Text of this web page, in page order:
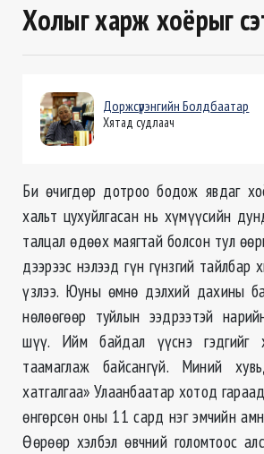
Холыг харж хоёрыг
Доржсүрэнгийн Болдбаатар
Хятад судлаач
Би өчигдөр дотроо бодож явдаг
хальт цухуйлгасан нь хүмүүсийн
талцал өдөөх маягтай болсон тул
дээрээс нэлээд гүн гүнзгий тайлбар
үзлээ. Юуны өмнө дэлхий дахины
нөлөөгөөр туйлын ээдрээтэй
шүү. Ийм байдал үүснэ гэдгийг
таамаглаж байсангүй. Миний
хатгалгаа» Улаанбаатар хотод
өнгөрсөн оны 11 сард нэг эмчийн
Өөрөөр хэлбэл өвчний голомтоос